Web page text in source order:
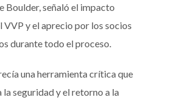
Boulder, señaló el impacto
VVP y el aprecio por los socios
durante todo el proceso.
una herramienta crítica que
seguridad y el retorno a la